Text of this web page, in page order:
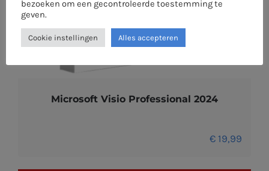
Microsoft Visio Professional 2024
€ 19,99
bezoeken om een gecontroleerde toestemming te
geven.
Cookie instellingen Alles accepteren